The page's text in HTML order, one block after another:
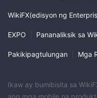
WikiFX(edisyon ng
EXPO Pananaliksik sa
Pakikipagtulungan Mga
Ikaw ay bumibisita sa
ang mga mobile na